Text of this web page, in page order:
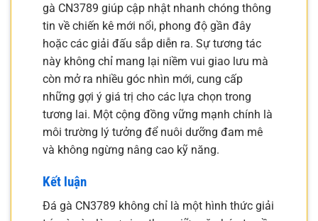
gà CN3789 giúp cập nhật nhanh chóng thông
tin về chiến kê mới nổi, phong độ gần đây
hoặc các giải đấu sắp diễn ra. Sự tương tác
này không chỉ mang lại niềm vui giao lưu mà
còn mở ra nhiều góc nhìn mới, cung cấp
những gợi ý giá trị cho các lựa chọn trong
tương lai. Một cộng đồng vững mạnh chính là
môi trường lý tưởng để nuôi dưỡng đam mê
và không ngừng nâng cao kỹ năng.
Kết luận
Đá gà CN3789 không chỉ là một hình thức giải